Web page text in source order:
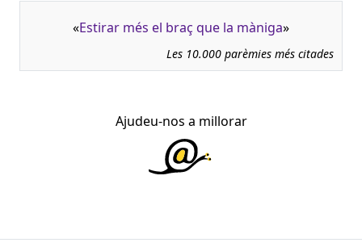
«Estirar més el braç que la màniga»
Les 10.000 parèmies més citades
Ajudeu-nos a millorar